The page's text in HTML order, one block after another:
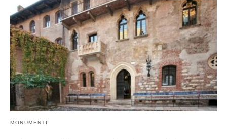
MONUMENTI